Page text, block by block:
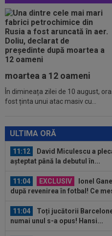
moartea a 12 oameni
În dimineața zilei de 10 august,
fost ținta unui atac masiv cu...
ULTIMA ORĂ
10:47
FC Botoșani - Corvinul,
Sport 1. Moldovenii sunt în...
10:46
Arda Guler a spus
Real Madrid! Salariu de 18...
10:39 EXCLUSIV
Se
FCSB! Laszlo Dioszegi: "S-au
11:25
"Ce frumos arată
Pitești a pus "sare pe rană",
viaţă, putem controla doar...
11:12
David Miculescu a
așteptat până la debutul în...
11:04 EXCLUSIV
Ionel
după revenirea în fotbal! Ce
11:04
Toți jucătorii
numai unul s-a opus! Hansi...